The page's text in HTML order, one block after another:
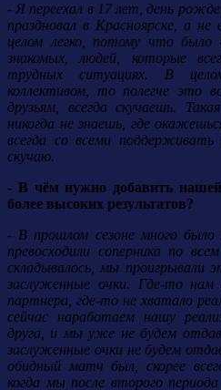
- Я переехал в 17 лет, день
праздновал в Красноярске, а
целом легко, потому что было
знакомых, людей, которые
трудных ситуациях. В
коллективом, то полегче это
друзьям, всегда скучаешь.
никогда не знаешь, где
всегда со всеми
скучаю.
- В чём нужно добавить
более высоких результатов?
- В прошлом сезоне много
превосходили соперника по
складывалось, мы
заслуженные очки. Где-то
партнера, где-то не хватало
сейчас наработаем нашу
друга, и мы уже не будем
заслуженные очки не будем
обидный матч был, скорее
когда мы после второго